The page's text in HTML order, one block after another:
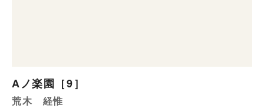
Aノ楽園［9］
荒木 経惟